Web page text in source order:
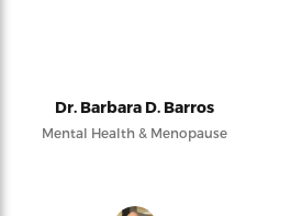
Dr. Barbara D. Barros
Mental Health & Menopause